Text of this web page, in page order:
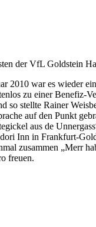
der VfL Goldstein
2010 war es wieder
zu einer
so stellte Rainer
auf den Punkt
aus de
Inn in Frankfurt-
zusammen „Merr
freuen.